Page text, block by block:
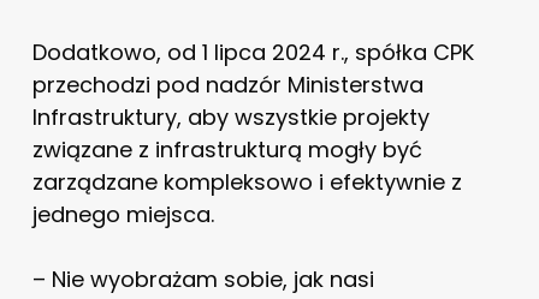
Dodatkowo, od 1 lipca 2024 r., spółka CPK
przechodzi pod nadzór Ministerstwa
Infrastruktury, aby wszystkie projekty
związane z infrastrukturą mogły być
zarządzane kompleksowo i efektywnie z
jednego miejsca.
– Nie wyobrażam sobie, jak nasi